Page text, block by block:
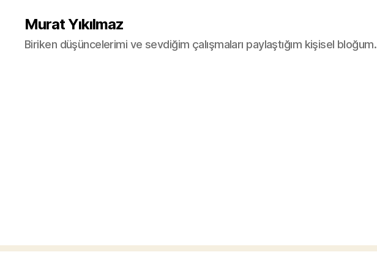
Murat Yıkılmaz
Biriken düşüncelerimi ve sevdiğim çalışmaları paylaştığım kişisel bloğum.